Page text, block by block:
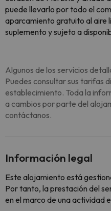
puede llevarlo por todo el
aparcamiento gratuito al aire
suplemento y sujeto a
Algunos de los servicios
Puedes consultar sus tarifas
establecimiento. Toda la
a cambios por parte del
contáctanos.
Información legal
Este alojamiento está
Por tanto, la prestación del
en el marco de una actividad